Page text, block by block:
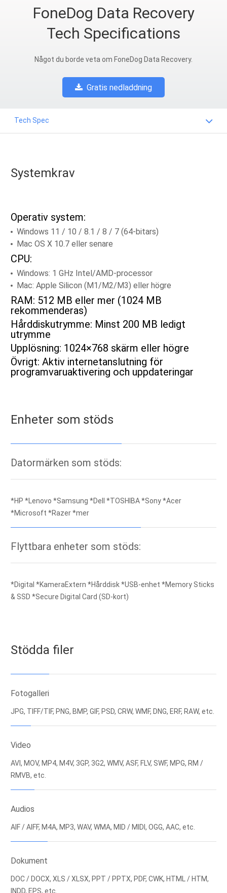
FoneDog Data Recovery
Tech Specifications
Något du borde veta om FoneDog Data Recovery.
Gratis nedladdning
Tech Spec
Systemkrav
Operativ system:
Windows 11 / 10 / 8.1 / 8 / 7 (64-bitars)
Mac OS X 10.7 eller senare
CPU:
Windows: 1 GHz Intel/AMD-processor
Mac: Apple Silicon (M1/M2/M3) eller högre
RAM: 512 MB eller mer (1024 MB
rekommenderas)
Hårddiskutrymme: Minst 200 MB ledigt
utrymme
Upplösning: 1024×768 skärm eller högre
Övrigt: Aktiv internetanslutning för
programvaruaktivering och uppdateringar
Enheter som stöds
Datormärken som stöds:
*HP *Lenovo *Samsung *Dell *TOSHIBA *Sony *Acer
*Microsoft *Razer *mer
Flyttbara enheter som stöds:
*Digital *KameraExtern *Hårddisk *USB-enhet *Memory Sticks
& SSD *Secure Digital Card (SD-kort)
Stödda filer
Fotogalleri
JPG, TIFF/TIF, PNG, BMP, GIF, PSD, CRW, WMF, DNG, ERF, RAW, etc.
Video
AVI, MOV, MP4, M4V, 3GP, 3G2, WMV, ASF, FLV, SWF, MPG, RM /
RMVB, etc.
Audios
AIF / AIFF, M4A, MP3, WAV, WMA, MID / MIDI, OGG, AAC, etc.
Dokument
DOC / DOCX, XLS / XLSX, PPT / PPTX, PDF, CWK, HTML / HTM,
INDD, EPS, etc.